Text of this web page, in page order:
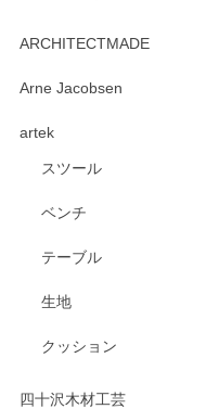
ARCHITECTMADE
Arne Jacobsen
artek
スツール
ベンチ
テーブル
生地
クッション
四十沢木材工芸